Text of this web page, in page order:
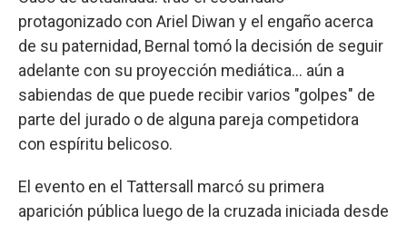
protagonizado con Ariel Diwan y el engaño acerca
de su paternidad, Bernal tomó la decisión de seguir
adelante con su proyección mediática... aún a
sabiendas de que puede recibir varios "golpes" de
parte del jurado o de alguna pareja competidora
con espíritu belicoso.
El evento en el Tattersall marcó su primera
aparición pública luego de la cruzada iniciada desde